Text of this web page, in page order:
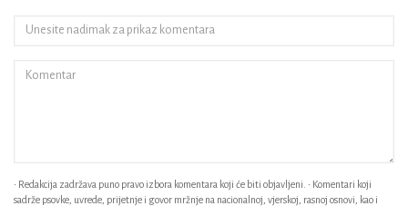
• Redakcija zadržava puno pravo izbora komentara koji će biti objavljeni. • Komentari koji
sadrže psovke, uvrede, prijetnje i govor mržnje na nacionalnoj, vjerskoj, rasnoj osnovi, kao i